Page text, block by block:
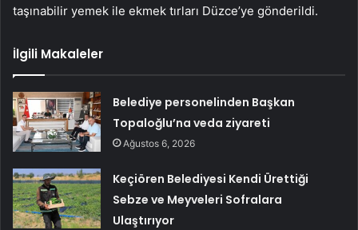
taşınabilir yemek ile ekmek tırları Düzce’ye gönderildi.
İlgili Makaleler
Belediye personelinden Başkan
Topaloğlu’na veda ziyareti
Ağustos 6, 2026
Keçiören Belediyesi Kendi Ürettiği
Sebze ve Meyveleri Sofralara
Ulaştırıyor